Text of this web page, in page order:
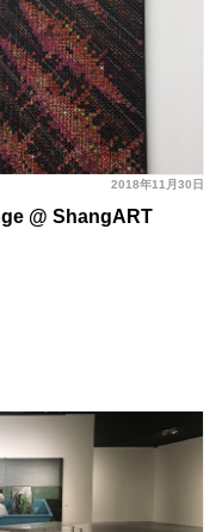
2018年11月30日
@ ShangART